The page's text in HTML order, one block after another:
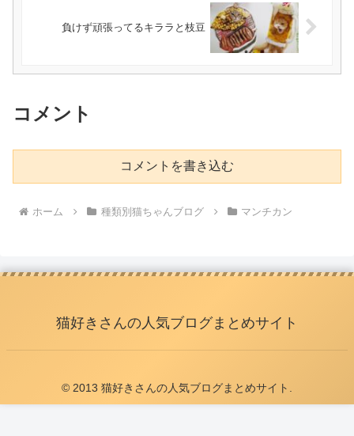
負けず頑張ってるキララと枝豆
コメント
コメントを書き込む
ホーム 種類別猫ちゃんブログ マンチカン
猫好きさんの人気ブログまとめサイト
© 2013 猫好きさんの人気ブログまとめサイト.